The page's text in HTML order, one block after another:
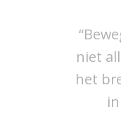
niet
het